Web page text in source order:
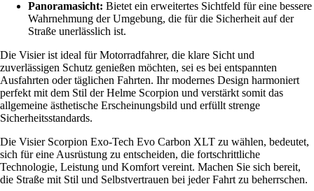
Panoramasicht: Bietet ein erweitertes Sichtfeld für eine bessere
Wahrnehmung der Umgebung, die für die Sicherheit auf der
Straße unerlässlich ist.
Die Visier ist ideal für Motorradfahrer, die klare Sicht und
zuverlässigen Schutz genießen möchten, sei es bei entspannten
Ausfahrten oder täglichen Fahrten. Ihr modernes Design harmoniert
perfekt mit dem Stil der Helme Scorpion und verstärkt somit das
allgemeine ästhetische Erscheinungsbild und erfüllt strenge
Sicherheitsstandards.
Die Visier Scorpion Exo-Tech Evo Carbon XLT zu wählen, bedeutet,
sich für eine Ausrüstung zu entscheiden, die fortschrittliche
Technologie, Leistung und Komfort vereint. Machen Sie sich bereit,
die Straße mit Stil und Selbstvertrauen bei jeder Fahrt zu beherrschen.